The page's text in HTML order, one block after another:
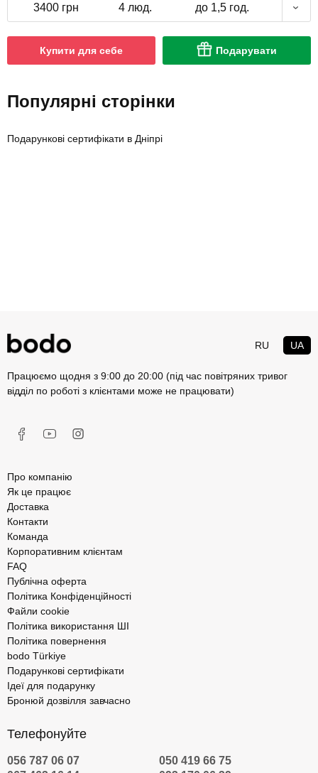
3400 грн 4 люд. до 1,5 год.
Купити для себе Подарувати
Популярні сторінки
Подарункові сертифікати в Дніпрі
RU UA
Працюємо щодня з 9:00 до 20:00 (під час повітряних тривог
відділ по роботі з клієнтами може не працювати)
Про компанію
Як це працює
Доставка
Контакти
Команда
Корпоративним клієнтам
FAQ
Публічна оферта
Політика Конфіденційності
Файли cookie
Політика використання ШІ
Політика повернення
bodo Türkiye
Подарункові сертифікати
Ідеї для подарунку
Бронюй дозвілля завчасно
Телефонуйте
056 787 06 07
050 419 66 75